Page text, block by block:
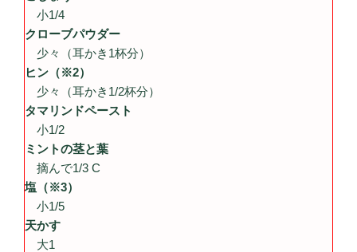
小1/4
クローブパウダー
少々（耳かき1杯分）
ヒン（※2）
少々（耳かき1/2杯分）
タマリンドペースト
小1/2
ミントの茎と葉
摘んで1/3 C
塩（※3）
小1/5
天かす
大1